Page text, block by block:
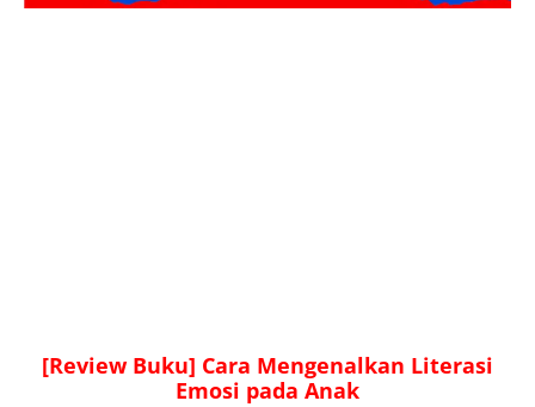
[Review Buku] Cara Mengenalkan Literasi
Emosi pada Anak